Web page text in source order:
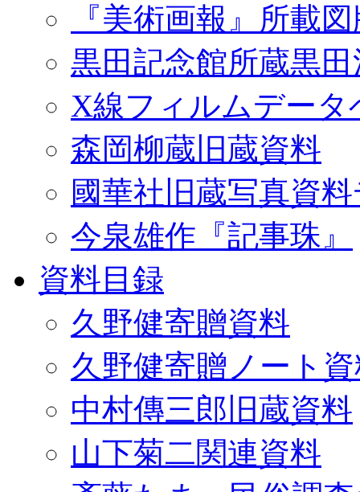
『美術画報』所載
黒田記念館所蔵黒
X線フィルムデータ
森岡柳蔵旧蔵資料
國華社旧蔵写真資
今泉雄作『記事珠』
資料目録
久野健寄贈資料
久野健寄贈ノート
中村傳三郎旧蔵資料
山下菊二関連資料